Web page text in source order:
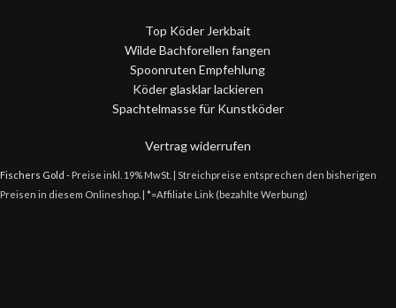
Top Köder Jerkbait
Wilde Bachforellen fangen
Spoonruten Empfehlung
Köder glasklar lackieren
Spachtelmasse für Kunstköder
Vertrag widerrufen
Fischers Gold - Preise inkl. 19% MwSt. | Streichpreise entsprechen den bisherigen
Preisen in diesem Onlineshop. | *=Affiliate Link (bezahlte Werbung)